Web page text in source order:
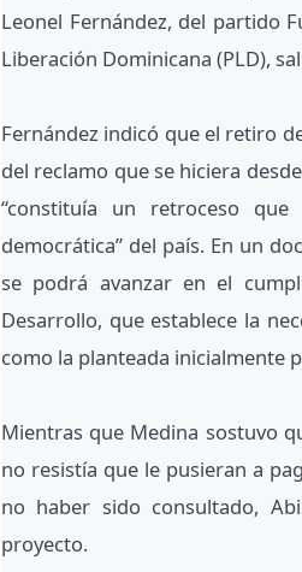
Leonel Fernández, del partido
Liberación Dominicana (PLD),
Fernández indicó que el retiro
del reclamo que se hiciera
“constituía un retroceso
democrática” del país. En un
se podrá avanzar en el
Desarrollo, que establece la
como la planteada inicialmente
Mientras que Medina sostuvo
no resistía que le pusieran a
no haber sido consultado,
proyecto.